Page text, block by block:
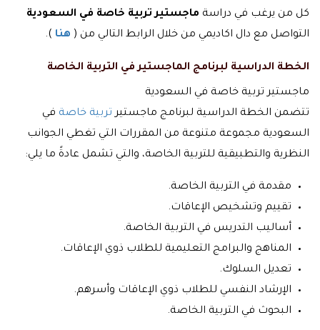
كل من يرغب في دراسة ماجستير تربية خاصة في السعودية
التواصل مع دال اكاديمي من خلال الرابط التالي من ( هنا ).
الخطة الدراسية لبرنامج الماجستير في التربية الخاصة
ماجستير تربية خاصة في السعودية
تتضمن الخطة الدراسية لبرنامج ماجستير تربية خاصة في
السعودية مجموعة متنوعة من المقررات التي تغطي الجوانب
النظرية والتطبيقية للتربية الخاصة، والتي تشمل عادةً ما يلي:
مقدمة في التربية الخاصة.
تقييم وتشخيص الإعاقات.
أساليب التدريس في التربية الخاصة.
المناهج والبرامج التعليمية للطلاب ذوي الإعاقات.
تعديل السلوك.
الإرشاد النفسي للطلاب ذوي الإعاقات وأسرهم.
البحوث في التربية الخاصة.